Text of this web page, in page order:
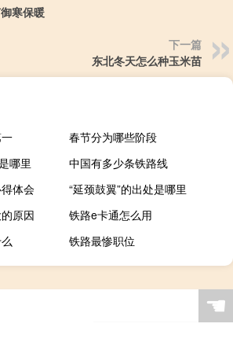
寒保暖
下一篇
东北冬天怎么种玉米苗
春节分为哪些阶段
哪里
中国有多少条铁路线
体会
“延颈鼓翼”的出处是哪里
原因
铁路e卡通怎么用
铁路最惨职位
☚